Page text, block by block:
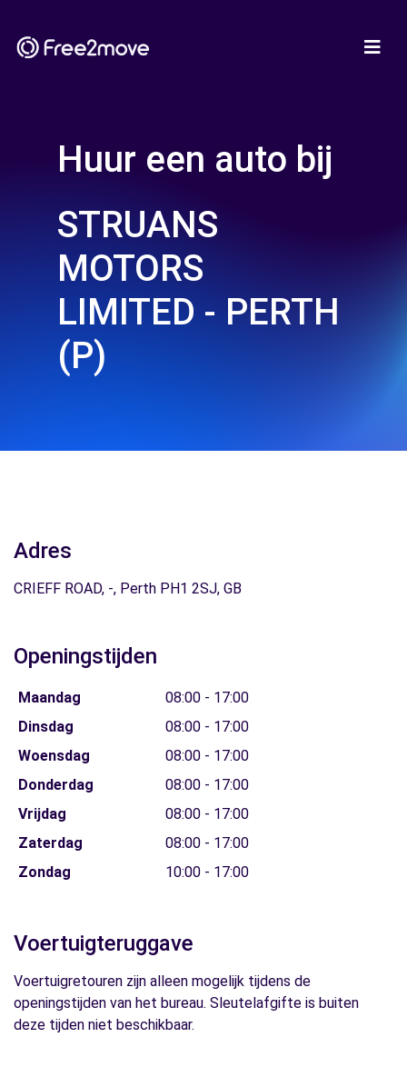
Huur een auto bij
STRUANS
MOTORS
LIMITED - PERTH
(P)
Adres
CRIEFF ROAD, -, Perth PH1 2SJ, GB
Openingstijden
Maandag
08:00 - 17:00
Dinsdag
08:00 - 17:00
Woensdag
08:00 - 17:00
Donderdag
08:00 - 17:00
Vrijdag
08:00 - 17:00
Zaterdag
08:00 - 17:00
Zondag
10:00 - 17:00
Voertuigteruggave
Voertuigretouren zijn alleen mogelijk tijdens de
openingstijden van het bureau. Sleutelafgifte is buiten
deze tijden niet beschikbaar.